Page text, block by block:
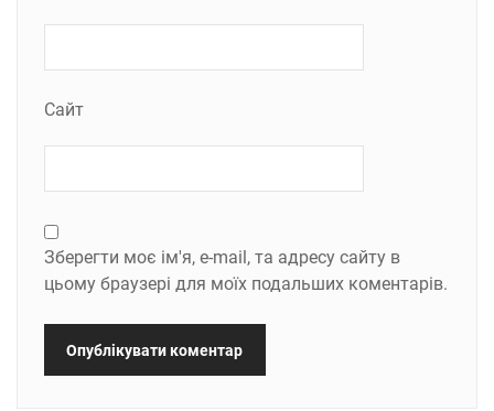
Сайт
Зберегти моє ім'я, e-mail, та адресу сайту в
цьому браузері для моїх подальших коментарів.